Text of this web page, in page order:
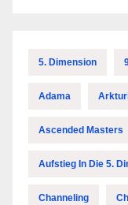
5. Dimension
Adama
Ascended Masters
Aufstieg In Die 5.
Channeling